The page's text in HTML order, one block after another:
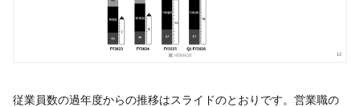
従業員数の過年度からの推移はスライドのとおりです。営業職の